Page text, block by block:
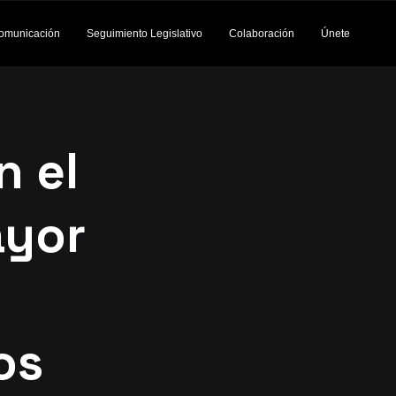
Seguimiento Legislativo Colaboración Únete
el